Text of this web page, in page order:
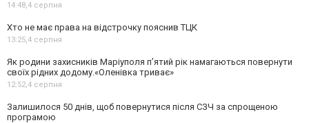
14:48,4 серпня
Хто не має права на відстрочку пояснив ТЦК
13:25,4 серпня
Як родини захисників Маріуполя пʼятий рік намагаються повернути
своїх рідних додому.«Оленівка триває»
12:52,4 серпня
Залишилося 50 днів, щоб повернутися після СЗЧ за спрощеною
програмою